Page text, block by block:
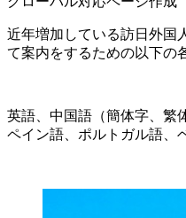
近年増加している訪日外国
て案内をするための以下の
英語、中国語（簡体字、繁
ペイン語、ポルトガル語、